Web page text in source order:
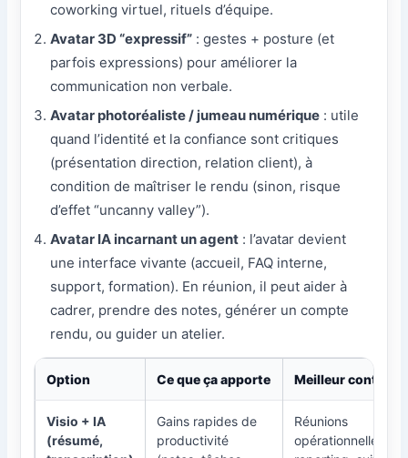
coworking virtuel, rituels d’équipe.
Avatar 3D “expressif” : gestes + posture (et
parfois expressions) pour améliorer la
communication non verbale.
Avatar photoréaliste / jumeau numérique : utile
quand l’identité et la confiance sont critiques
(présentation direction, relation client), à
condition de maîtriser le rendu (sinon, risque
d’effet “uncanny valley”).
Avatar IA incarnant un agent : l’avatar devient
une interface vivante (accueil, FAQ interne,
support, formation). En réunion, il peut aider à
cadrer, prendre des notes, générer un compte
rendu, ou guider un atelier.
Option Ce que ça apporte Meilleur contexte
Visio + IA
(résumé,
Gains rapides de
productivité
Réunions
opérationnelles,